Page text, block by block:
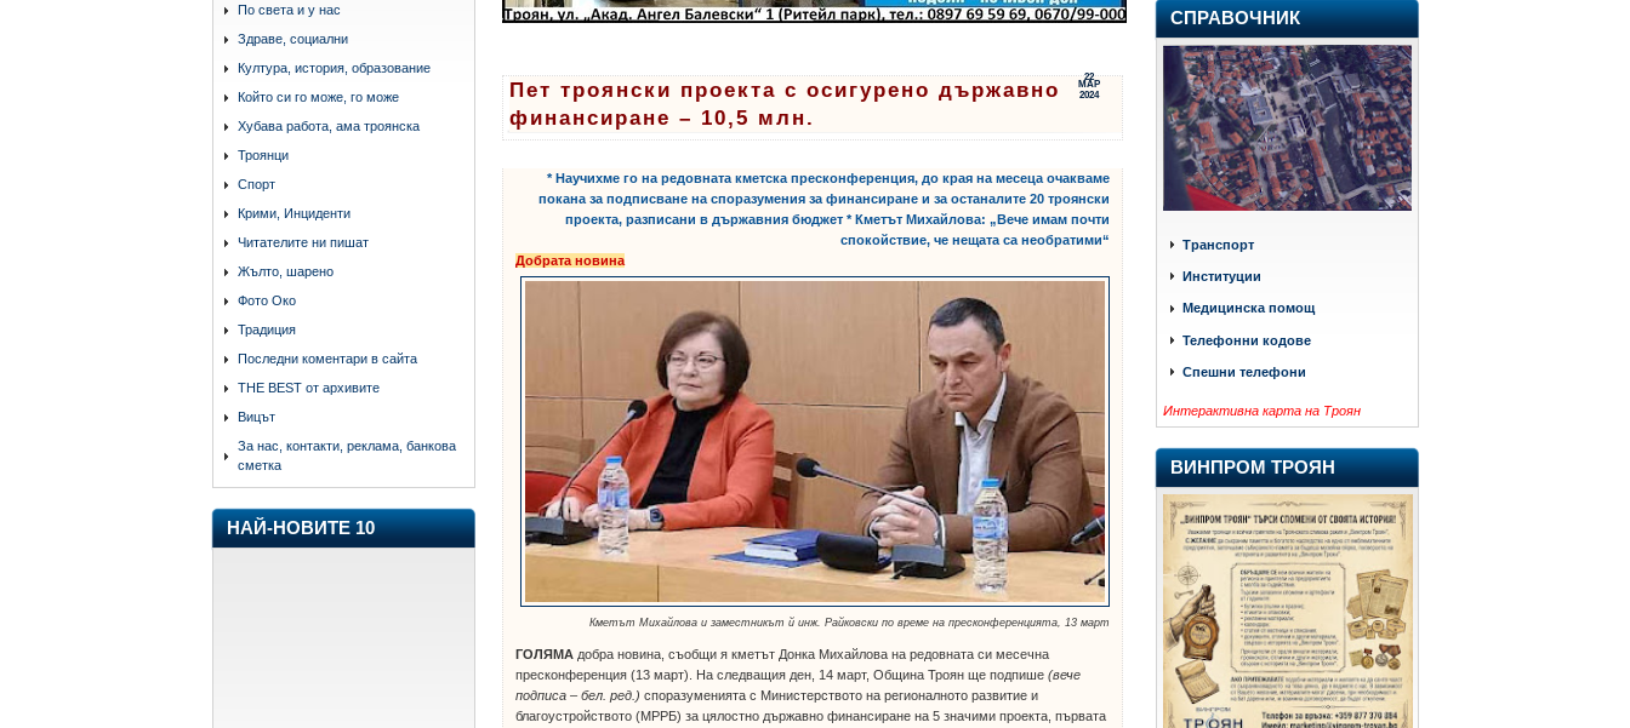
По света и у нас
Здраве, социални
Култура, история, образование
Който си го може, го може
Хубава работа, ама троянска
Троянци
Спорт
Крими, Инциденти
Читателите ни пишат
Жълто, шарено
Фото Око
Традиция
Последни коментари в сайта
THE BEST от архивите
Вицът
За нас, контакти, реклама, банкова
сметка
НАЙ-НОВИТЕ 10
22
МАР
2024
Пет троянски проекта с осигурено държавно
финансиране – 10,5 млн.
* Научихме го на редовната кметска пресконференция, до края на месеца очакваме
покана за подписване на споразумения за финансиране и за останалите 20 троянски
проекта, разписани в държавния бюджет * Кметът Михайлова: „Вече имам почти
спокойствие, че нещата са необратими“
Добрата новина
Кметът Михайлова и заместникът й инж. Райковски по време на пресконференцията, 13 март
ГОЛЯМА добра новина, съобщи я кметът Донка Михайлова на редовната си месечна
пресконференция (13 март). На следващия ден, 14 март, Община Троян ще подпише(вече
подписа – бел. ред.) споразуменията с Министерството на регионалното развитие и
благоустройството (МРРБ) за цялостно държавно финансиране на 5 значими проекта, първата
СПРАВОЧНИК
Транспорт
Институции
Медицинска помощ
Телефонни кодове
Спешни телефони
Интерактивна карта на Троян
ВИНПРОМ ТРОЯН